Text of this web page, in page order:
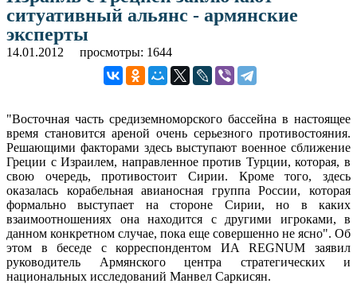
ситуативный альянс - армянские
эксперты
14.01.2012 просмотры: 1644
"Восточная часть средиземноморского бассейна в настоящее
время становится ареной очень серьезного противостояния.
Решающими факторами здесь выступают военное сближение
Греции с Израилем, направленное против Турции, которая, в
свою очередь, противостоит Сирии. Кроме того, здесь
оказалась корабельная авианосная группа России, которая
формально выступает на стороне Сирии, но в каких
взаимоотношениях она находится с другими игроками, в
данном конкретном случае, пока еще совершенно не ясно". Об
этом в беседе с корреспондентом ИА REGNUM заявил
руководитель Армянского центра стратегических и
национальных исследований Манвел Саркисян.